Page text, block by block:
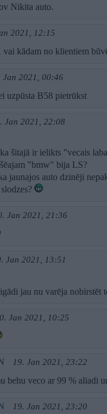
Nikita auto.
2021, 12:15
kādam no klientiem
Jan 2021, 00:46
uzpūsta B58 pietrūkst
Jan 2021, 22:08
šitajā ir ielikts "vecais
"bmw" bija LS?
jaunajos auto dzinēji
Jan 2021, 21:36
Jan 2021, 13:51
jau nu varēja
Jan 2021, 10:25
19. Jan 2021, 23:22
behu veco ar 99 % aliadi
19. Jan 2021, 23:20